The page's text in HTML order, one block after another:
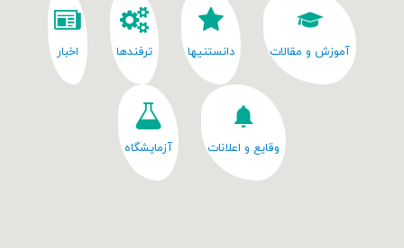
آموزش و مقالات دانستنیها ترفندها اخبار
وقایع و اعلانات آزمایشگاه